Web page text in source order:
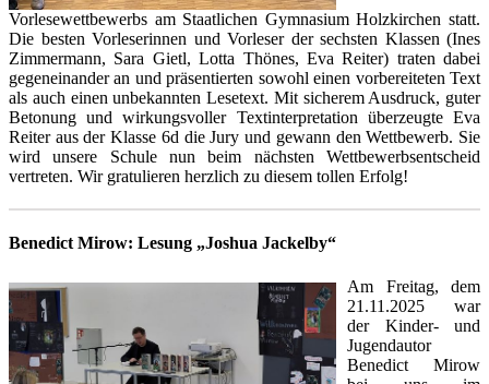
Vorlesewettbewerbs am Staatlichen Gymnasium Holzkirchen statt.
Die besten Vorleserinnen und Vorleser der sechsten Klassen (Ines
Zimmermann, Sara Gietl, Lotta Thönes, Eva Reiter) traten dabei
gegeneinander an und präsentierten sowohl einen vorbereiteten Text
als auch einen unbekannten Lesetext. Mit sicherem Ausdruck, guter
Betonung und wirkungsvoller Textinterpretation überzeugte Eva
Reiter aus der Klasse 6d die Jury und gewann den Wettbewerb. Sie
wird unsere Schule nun beim nächsten Wettbewerbsentscheid
vertreten. Wir gratulieren herzlich zu diesem tollen Erfolg!
Benedict Mirow: Lesung „Joshua Jackelby“
Am Freitag, dem
21.11.2025 war
der Kinder- und
Jugendautor
Benedict Mirow